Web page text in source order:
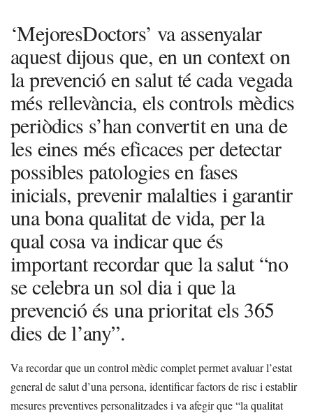
‘MejoresDoctors’ va assenyalar
aquest dijous que, en un context on
la prevenció en salut té cada vegada
més rellevància, els controls mèdics
periòdics s’han convertit en una de
les eines més eficaces per detectar
possibles patologies en fases
inicials, prevenir malalties i garantir
una bona qualitat de vida, per la
qual cosa va indicar que és
important recordar que la salut “no
se celebra un sol dia i que la
prevenció és una prioritat els 365
dies de l’any”.
Va recordar que un control mèdic complet permet avaluar l’estat
general de salut d’una persona, identificar factors de risc i establir
mesures preventives personalitzades i va afegir que “la qualitat